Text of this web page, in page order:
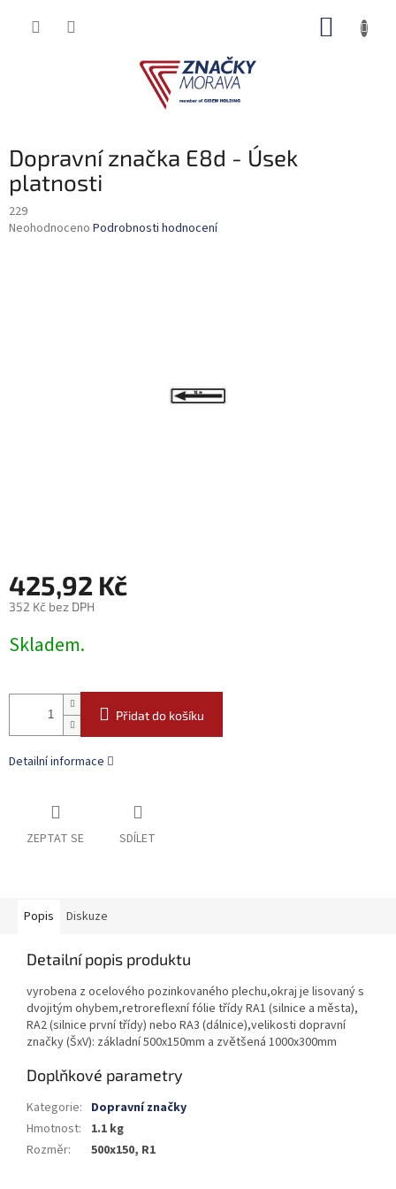
Dopravní značka E8d - Úsek
platnosti
229
Průměrné
Neohodnoceno Podrobnosti hodnocení
425,92 Kč
352 Kč bez DPH
cena:
Skladem.
Přidat do košíku
Detailní informace
ZEPTAT SE SDÍLET
Popis Diskuze
Detailní popis produktu
vyrobena z ocelového pozinkovaného plechu,okraj je lisovaný s
dvojitým ohybem,retroreflexní fólie třídy RA1 (silnice a města),
RA2 (silnice první třídy) nebo RA3 (dálnice),velikosti dopravní
značky (ŠxV): základní 500x150mm a zvětšená 1000x300mm
Doplňkové parametry
Kategorie: Dopravní značky
Hmotnost:
1.1 kg
Rozměr: 500x150, R1